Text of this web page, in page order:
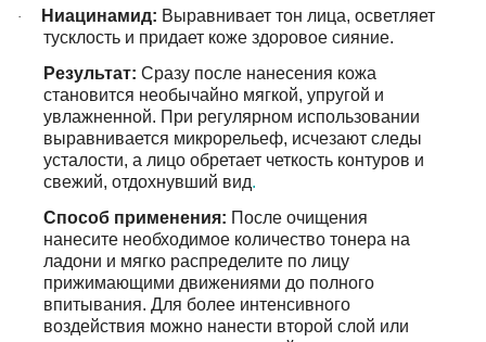
· Ниацинамид: Выравнивает тон лица, осветляет
тусклость и придает коже здоровое сияние.
Результат: Сразу после нанесения кожа
становится необычайно мягкой, упругой и
увлажненной. При регулярном использовании
выравнивается микрорельеф, исчезают следы
усталости, а лицо обретает четкость контуров и
свежий, отдохнувший вид.
Способ применения: После очищения
нанесите необходимое количество тонера на
ладони и мягко распределите по лицу
прижимающими движениями до полного
впитывания. Для более интенсивного
воздействия можно нанести второй слой или